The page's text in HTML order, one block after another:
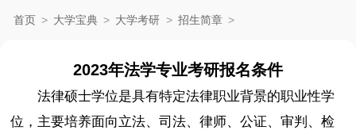
首页 > 大学宝典 > 大学考研 > 招生简章 >
2023年法学专业考研报名条件
法律硕士学位是具有特定法律职业背景的职业性学
位，主要培养面向立法、司法、律师、公证、审判、检